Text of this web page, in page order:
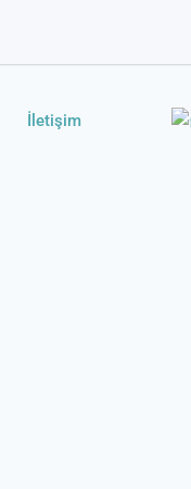
İletişim